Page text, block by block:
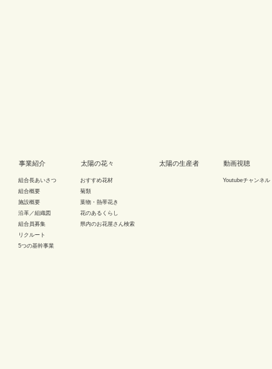
事業紹介
組合長あいさつ
組合概要
施設概要
沿革／組織図
組合員募集
リクルート
5つの基幹事業
太陽の花々
おすすめ花材
菊類
葉物・熱帯花き
花のあるくらし
県内のお花屋さん検索
太陽の生産者 動画視聴
Youtubeチャンネル